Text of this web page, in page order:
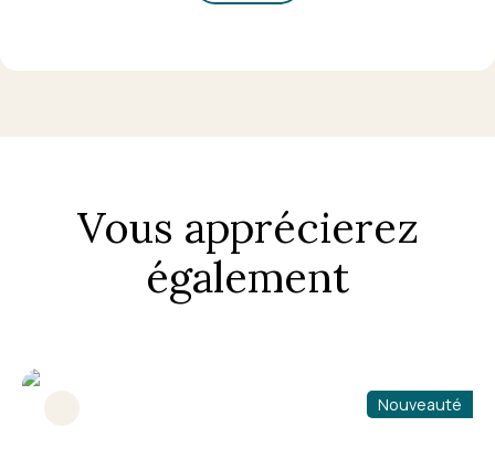
Vous apprécierez
également
Nouveauté